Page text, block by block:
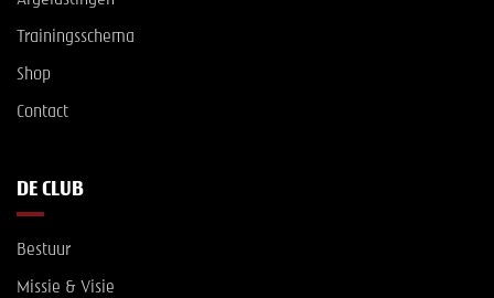
Trainingsschema
Shop
Contact
DE CLUB
Bestuur
Missie & Visie